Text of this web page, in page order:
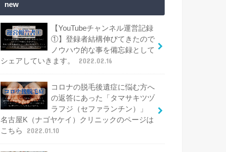
new
【YouTubeチャンネル運営記録
①】登録者結構伸びてきたので
ノウハウ的な事を備忘録として
シェアしていきます。
2022.02.16
コロナの脱毛後遺症に悩む方へ
の返答にあった「タマサキツヅ
ラフジ（セファランチン）」
名古屋K（ナゴヤケイ）クリニックのページは
こちら
2022.01.10